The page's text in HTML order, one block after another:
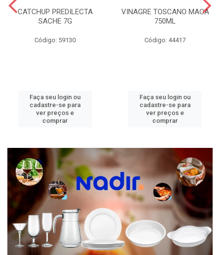
CATCHUP PREDILECTA
SACHE 7G
Código: 59130
Faça seu login ou
cadastre-se para
ver preços e
comprar
VINAGRE TOSCANO MACA
750ML
Código: 44417
Faça seu login ou
cadastre-se para
ver preços e
comprar